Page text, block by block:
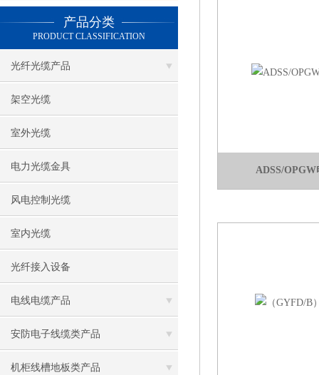
产品分类
PRODUCT CLASSIFICATION
光纤光缆产品
架空光缆
室外光缆
电力光缆金具
风电控制光缆
室内光缆
光纤接入设备
电线电缆产品
安防电子线缆类产品
机柜线槽地板类产品
ADSS/